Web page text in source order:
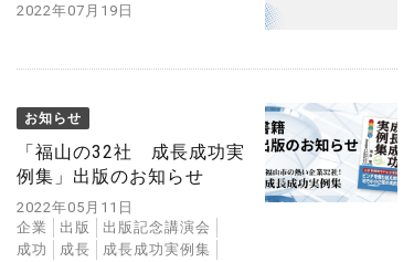
2022年07月19日
お知らせ
「福山の32社 成長成功実
例集」出版のお知らせ
2022年05月11日
企業
出版
出版記念講演会
成功
成長
成長成功実例集